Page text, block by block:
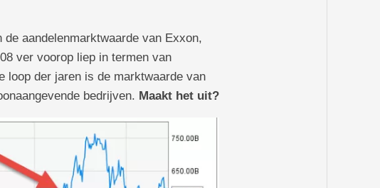
aandelenmarktwaarde van Exxon,
ver voorop liep in termen van
loop der jaren is de marktwaarde van
bedrijven. Maakt het uit?